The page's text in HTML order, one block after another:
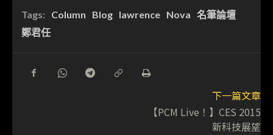
Tags: Column Blog lawrence Nova 名筆論壇
鄭君任
下一篇文章
【PCM Live！】CES 2015
新科技展望